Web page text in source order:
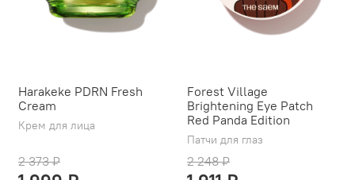
Harakeke PDRN Fresh
Cream
Крем для лица
2 373 ₽
Forest Village
Brightening Eye Patch
Red Panda Edition
Патчи для глаз
2 248 ₽